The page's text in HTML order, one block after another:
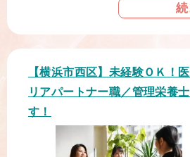
【横浜市西区】未経験ＯＫ！
リアパートナー職／管理栄養
す！